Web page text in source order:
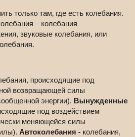
только там, где есть колебания.
– колебания
звуковые колебания, или
происходящие под
возвращающей силы
энергии). Вынужденные
под воздействием
меняющейся силы
Автоколебания - колебания,